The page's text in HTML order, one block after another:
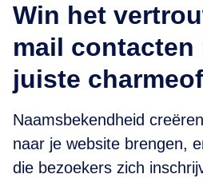
Win het
mail contacten
juiste
Naamsbekendheid
naar je website brengen,
die bezoekers zich